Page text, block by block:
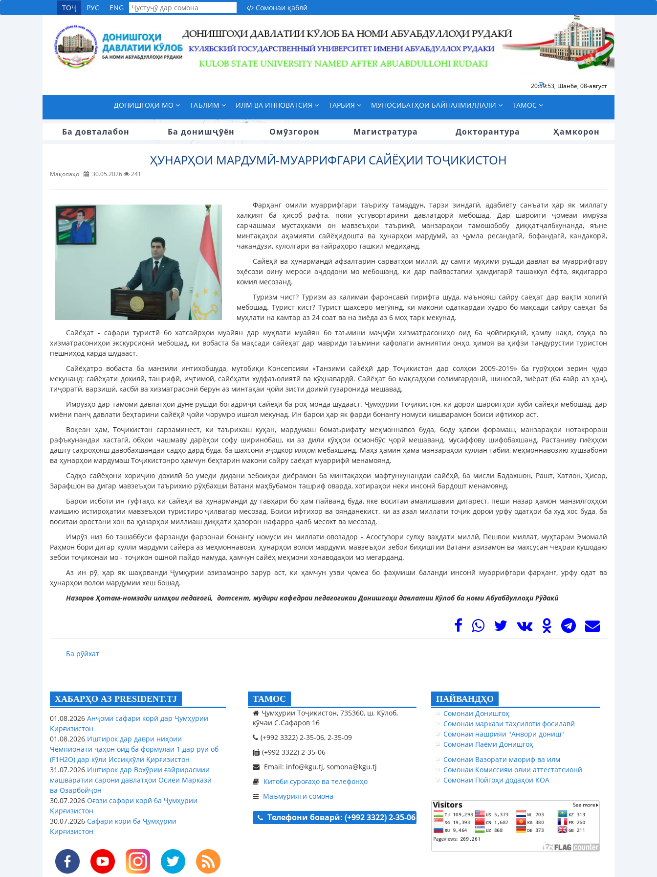
ТОҶ РУС ENG Сомонаи қаблӣ
20:59:54, Шанбе, 08-август
ДОНИШГОҲИ МО ТАЪЛИМ ИЛМ ВА ИННОВАТСИЯ ТАРБИЯ МУНОСИБАТҲОИ БАЙНАЛМИЛЛАЛӢ ТАМОС
Ба довталабон Ба донишҷӯён Омӯзгорон Магистратура Докторантура Ҳамкорон
ҲУНАРҲОИ МАРДУМӢ-МУАРРИФГАРИ САЙЁҲИИ ТОҶИКИСТОН
Мақолаҳо 30.05.2026 241
Фарҳанг омили муаррифгари таъриху тамаддун, тарзи зиндагӣ, адабиёту санъати ҳар як миллату
халқият ба ҳисоб рафта, пояи устувортарини давлатдорӣ мебошад. Дар шароити ҷомеаи имрӯза
сарчашмаи мустаҳками он мавзеъҳои таърихӣ, манзараҳои тамошобобу диққатҷалбкунанда, яъне
минтақаҳои аҳамияти сайёҳидошта ва ҳунарҳои мардумӣ, аз ҷумла ресандагӣ, бофандагӣ, кандакорӣ,
чакандӯзӣ, кулолгарӣ ва ғайраҳоро ташкил медиҳанд.
Сайёҳӣ ва ҳунармандӣ афзалтарин сарватҳои миллӣ, ду самти муҳими рушди давлат ва муаррифгару
эҳёсози оину мероси аҷдодони мо мебошанд, ки дар пайвастагии ҳамдигарӣ ташаккул ёфта, якдигарро
комил месозанд.
Туризм чист? Туризм аз калимаи фаронсавӣ гирифта шуда, маънояш сайру саёҳат дар вақти холигӣ
мебошад. Турист кист? Турист шахсеро мегӯянд, ки макони одаткардаи худро бо мақсади сайру саёҳат ба
муҳлати на камтар аз 24 соат ва на зиёда аз 6 моҳ тарк мекунад.
Сайёҳат - сафари туристӣ бо хатсайрҳои муайян дар муҳлати муайян бо таъмини маҷмӯи хизматрасониҳо оид ба ҷойгиркунӣ, ҳамлу нақл, озуқа ва
хизматрасониҳои экскурсионӣ мебошад, ки вобаста ба мақсади сайёҳат дар мавриди таъмини кафолати амниятии онҳо, ҳимоя ва ҳифзи тандурустии туристон
пешниҳод карда шудааст.
Сайёҳатро вобаста ба манзили интихобшуда, мутобиқи Консепсияи «Танзими сайёҳӣ дар Тоҷикистон дар солҳои 2009-2019» ба гурӯҳҳои зерин ҷудо
мекунанд: сайёҳати дохилӣ, ташрифӣ, иҷтимоӣ, сайёҳати худфаъолиятӣ ва кӯҳнавардӣ. Сайёҳат бо мақсадҳои солимгардонӣ, шиносоӣ, зиёрат (ба ғайр аз ҳаҷ),
тиҷоратӣ, варзишӣ, касбӣ ва хизматрасонӣ берун аз минтақаи ҷойи зисти доимӣ гузаронида мешавад.
Имрӯзҳо дар тамоми давлатҳои дунё рушди ботадриҷи сайёҳӣ ба роҳ монда шудааст. Ҷумҳурии Тоҷикистон, ки дорои шароитҳои хуби сайёҳӣ мебошад, дар
миёни панҷ давлати беҳтарини сайёҳӣ ҷойи чорумро ишғол мекунад. Ин барои ҳар як фарди бонангу номуси кишварамон боиси ифтихор аст.
Воқеан ҳам, Тоҷикистон сарзаминест, ки таърихаш куҳан, мардумаш бомаърифату меҳмоннавоз буда, боду ҳавои форамаш, манзараҳои нотакрораш
рафъкунандаи хастагӣ, обҳои чашмаву дарёҳои софу ширинобаш, ки аз дили кӯҳҳои осмонбӯс ҷорӣ мешаванд, мусаффову шифобахшанд. Растаниву гиёҳҳои
дашту саҳроҳояш давобахшандаи садҳо дард буда, ба шахсони эҷодкор илҳом мебахшанд. Маҳз ҳамин ҳама манзараҳои куллан табиӣ, меҳмоннавозию хушзабонӣ
ва ҳунарҳои мардумаш Тоҷикистонро ҳамчун беҳтарин макони сайру саёҳат муаррифӣ менамоянд.
Садҳо сайёҳони хориҷию дохилӣ бо умеди дидани зебоиҳои диёрамон ба минтақаҳои мафтункунандаи сайёҳӣ, ба мисли Бадахшон, Рашт, Хатлон, Ҳисор,
Зарафшон ва дигар мавзеъҳои таърихию рӯҳбахши Ватани маҳбубамон ташриф оварда, хотираҳои неки инсонӣ бардошт менамоянд.
Барои исботи ин гуфтаҳо, ки сайёҳӣ ва ҳунармандӣ ду гавҳари бо ҳам пайванд буда, яке воситаи амалишавии дигарест, пеши назар ҳамон манзилгоҳҳои
маишию истироҳатии мавзеъҳои туристиро ҷилвагар месозад. Боиси ифтихор ва оянданекист, ки аз азал миллати тоҷик дорои урфу одатҳои ба худ хос буда, ба
воситаи оростани хон ва ҳунарҳои миллиаш диққати ҳазорон нафарро ҷалб месохт ва месозад.
Имрӯз низ бо ташаббуси фарзанди фарзонаи бонангу номуси ин миллати овозадор - Асосгузори сулҳу ваҳдати миллӣ, Пешвои миллат, муҳтарам Эмомалӣ
Раҳмон бори дигар кулли мардуми сайёра аз меҳмоннавозӣ, ҳунарҳои волои мардумӣ, мавзеъҳои зебои биҳиштии Ватани азизамон ва махсусан чеҳраи кушодаю
зебои тоҷиконаи мо - тоҷикон ошноӣ пайдо намуда, ҳамчун сайёҳ меҳмони хонаводаҳои мо мегарданд.
Аз ин рӯ, ҳар як шаҳрванди Ҷумҳурии азизамонро зарур аст, ки ҳамчун узви ҷомеа бо фаҳмиши баланди инсонӣ муаррифгари фарҳанг, урфу одат ва
ҳунарҳои волои мардумии хеш бошад.
Назаров Ҳотам-номзади илмҳои педагогӣ, дотсент, мудири кафедраи педагогикаи Донишгоҳи давлатии Кӯлоб ба номи Абуабдуллоҳи Рӯдакӣ
Ба рӯйхат
ХАБАРҲО АЗ PRESIDENT.TJ
01.08.2026 Анҷоми сафари корӣ дар Ҷумҳурии
Қирғизистон
01.08.2026 Иштирок дар даври ниҳоии
Чемпионати ҷаҳон оид ба формулаи 1 дар рӯи об
(F1H2O) дар кӯли Иссиқкӯли Қирғизистон
31.07.2026 Иштирок дар Вохӯрии ғайрирасмии
машваратии сарони давлатҳои Осиёи Марказӣ
ва Озарбойҷон
30.07.2026 Оғози сафари корӣ ба Ҷумҳурии
Қирғизистон
30.07.2026 Сафари корӣ ба Ҷумҳурии
Қирғизистон
ТАМОС
Ҷумҳурии Тоҷикистон, 735360, ш. Кӯлоб,
кӯчаи С.Сафаров 16
(+992 3322) 2-35-06, 2-35-09
(+992 3322) 2-35-06
Email: info@kgu.tj, somona@kgu.tj
Китоби суроғаҳо ва телефонҳо
Маъмурияти сомона
Телефони боварӣ: (+992 3322) 2-35-06
ПАЙВАНДҲО
Сомонаи Донишгоҳ
Сомонаи маркази таҳсилоти фосилавӣ
Сомонаи нашрияи "Анвори дониш"
Сомонаи Паёми Донишгоҳ
Сомонаи Вазорати маориф ва илм
Сомонаи Комиссияи олии аттестатсионӣ
Сомонаи Пойгоҳи додаҳои КОА